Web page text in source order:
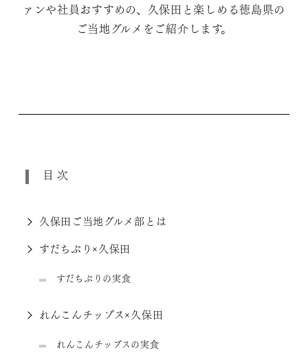
ァンや社員おすすめの、久保田と楽しめる徳島県の
ご当地グルメをご紹介します。
目次
久保田ご当地グルメ部とは
すだちぶり×久保田
すだちぶりの実食
れんこんチップス×久保田
れんこんチップスの実食